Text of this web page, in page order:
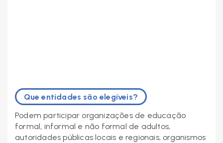
Que entidades são elegíveis?
Podem participar organizações de educação
formal, informal e não formal de adultos,
autoridades públicas locais e regionais, organismos